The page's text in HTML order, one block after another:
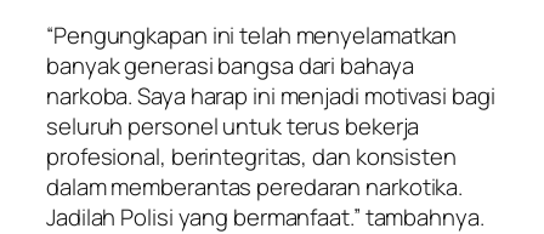
“Pengungkapan ini telah menyelamatkan
banyak generasi bangsa dari bahaya
narkoba. Saya harap ini menjadi motivasi bagi
seluruh personel untuk terus bekerja
profesional, berintegritas, dan konsisten
dalam memberantas peredaran narkotika.
Jadilah Polisi yang bermanfaat.” tambahnya.